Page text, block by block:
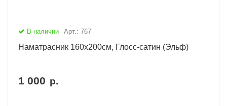
В наличии Арт.: 767
Наматрасник 160х200см, Глосс-сатин (Эльф)
1 000 р.